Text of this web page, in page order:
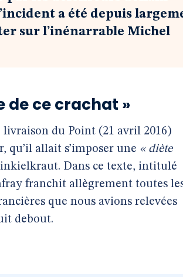
a été depuis
sur l’inénarrable Michel
de ce crachat »
livraison du Point (21 avril 2016)
qu’il allait s’imposer une « diète
Dans ce texte, intitulé
franchit allègrement toutes
que nous avions relevées
debout.